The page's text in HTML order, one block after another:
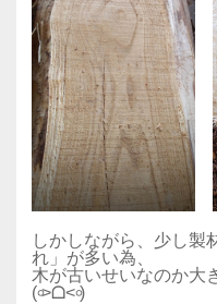
しかしながら、少し製
れ」が多い為、
木が古いせいなのか大
(৹˃ᗝ˂৹)